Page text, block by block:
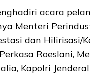
acara
Menteri
dan Hilirisasi/
Roeslani,
Kapolri